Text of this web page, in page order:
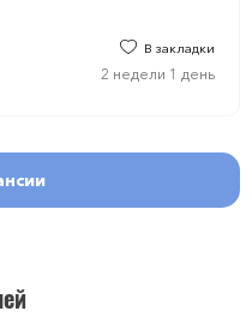
В закладки
2 недели 1 день